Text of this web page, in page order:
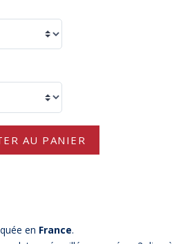
AU PANIER
en France.